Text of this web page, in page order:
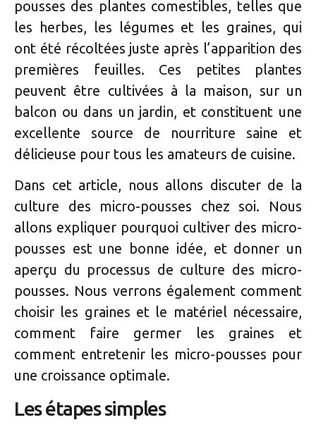
pousses des plantes comestibles, telles que
les herbes, les légumes et les graines, qui
ont été récoltées juste après l’apparition des
premières feuilles. Ces petites plantes
peuvent être cultivées à la maison, sur un
balcon ou dans un jardin, et constituent une
excellente source de nourriture saine et
délicieuse pour tous les amateurs de cuisine.
Dans cet article, nous allons discuter de la
culture des micro-pousses chez soi. Nous
allons expliquer pourquoi cultiver des micro-
pousses est une bonne idée, et donner un
aperçu du processus de culture des micro-
pousses. Nous verrons également comment
choisir les graines et le matériel nécessaire,
comment faire germer les graines et
comment entretenir les micro-pousses pour
une croissance optimale.
Les étapes simples